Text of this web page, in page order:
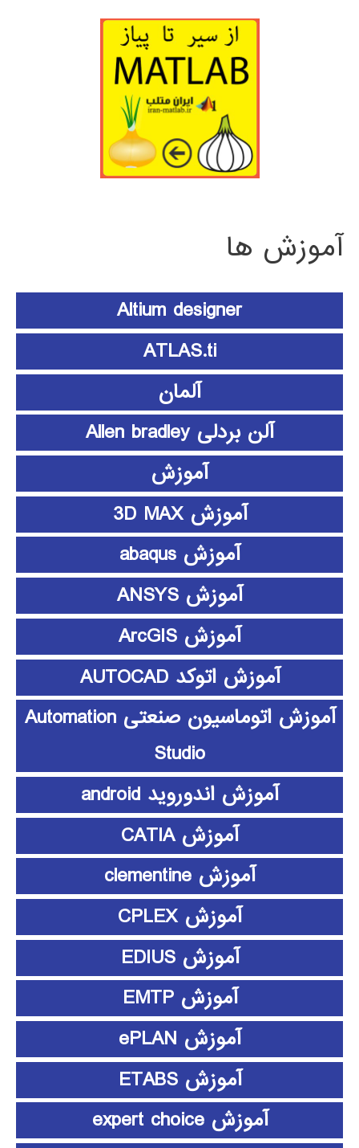
آموزش ها
Altium designer
ATLAS.ti
آلمان
آلن بردلی Allen bradley
آموزش
آموزش 3D MAX
آموزش abaqus
آموزش ANSYS
آموزش ArcGIS
آموزش اتوکد AUTOCAD
آموزش اتوماسیون صنعتی Automation
Studio
آموزش اندوروید android
آموزش CATIA
آموزش clementine
آموزش CPLEX
آموزش EDIUS
آموزش EMTP
آموزش ePLAN
آموزش ETABS
آموزش expert choice